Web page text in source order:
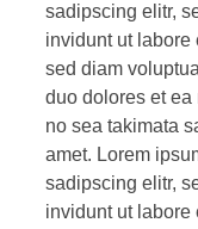
sadipscing elitr,
invidunt ut labore
sed diam
duo dolores et ea
no sea takimata
amet. Lorem
sadipscing elitr,
invidunt ut labore